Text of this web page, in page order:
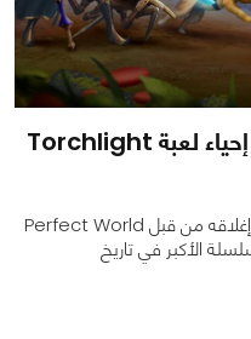
شركة Perfect World تعيد إحياء لعبة Torchlight
كان المطور Runic Games كان قد تم إغلاقه من قبل Perfect World
الأكبر في تاريخ